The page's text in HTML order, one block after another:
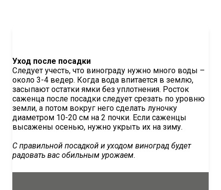
Уход после посадки
Следует учесть, что винограду нужно много воды –
около 3-4 ведер. Когда вода впитается в землю,
засыпают остатки ямки без уплотнения. Росток
саженца после посадки следует срезать по уровню
земли, а потом вокруг него сделать луночку
диаметром 10-20 см на 2 почки. Если саженцы
высажены осенью, нужно укрыть их на зиму.
С правильной посадкой и уходом виноград будет
радовать вас обильным урожаем.